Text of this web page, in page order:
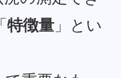
特徴量」とい